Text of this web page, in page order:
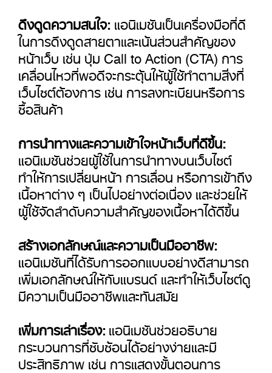
ดึงดูดความสนใจ:แอนิเมชันเป็นเครื่องมือที่ดี
ในการดึงดูดสายตาและเน้นส่วนสำคัญของ
หน้าเว็บ เช่น ปุ่ม Call to Action (CTA) การ
เคลื่อนไหวที่พอดีจะกระตุ้นให้ผู้ใช้ทำตามสิ่งที่
เว็บไซต์ต้องการ เช่น การลงทะเบียนหรือการ
ซื้อสินค้า
การนำทางและความเข้าใจหน้าเว็บที่ดีขึ้น:
แอนิเมชันช่วยผู้ใช้ในการนำทางบนเว็บไซต์
ทำให้การเปลี่ยนหน้า การเลื่อน หรือการเข้าถึง
เนื้อหาต่าง ๆ เป็นไปอย่างต่อเนื่อง และช่วยให้
ผู้ใช้จัดลำดับความสำคัญของเนื้อหาได้ดีขึ้น
สร้างเอกลักษณ์และความเป็นมืออาชีพ:
แอนิเมชันที่ได้รับการออกแบบอย่างดีสามารถ
เพิ่มเอกลักษณ์ให้กับแบรนด์ และทำให้เว็บไซต์ดู
มีความเป็นมืออาชีพและทันสมัย
เพิ่มการเล่าเรื่อง:แอนิเมชันช่วยอธิบาย
กระบวนการที่ซับซ้อนได้อย่างง่ายและมี
ประสิทธิภาพ เช่น การแสดงขั้นตอนการ